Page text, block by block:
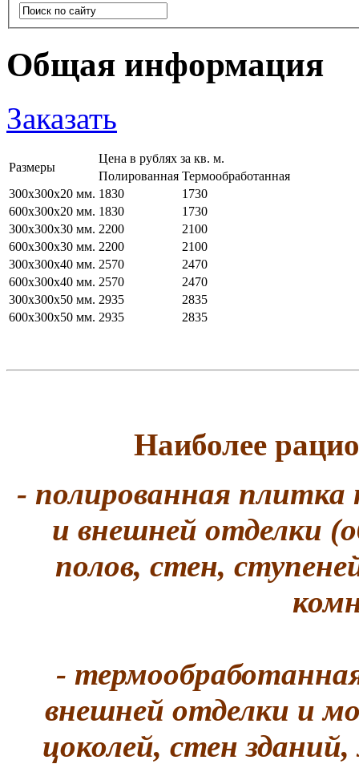
Общая информация
Заказать
Размеры
Цена в рублях за кв. м.
Полированная Термообработанная
300х300х20 мм. 1830
1730
600х300х20 мм. 1830
1730
300х300х30 мм. 2200
2100
600х300х30 мм. 2200
2100
300х300х40 мм. 2570
2470
600х300х40 мм. 2570
2470
300х300х50 мм. 2935
2835
600х300х50 мм. 2935 2835
Наиболее
- полированная плитка
и внешней отделки
полов, стен,
-
внешней отделки и
цоколей, стен